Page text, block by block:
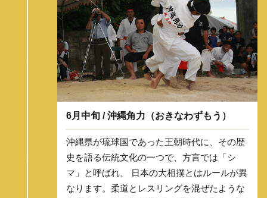
6月中旬 / 沖縄角力（おきなわずもう）
沖縄県が琉球国であった王朝時代に、その歴
史を語る伝統文化の一つで、方言では「シ
マ」と呼ばれ、 日本の大相撲とはルールが異
なります。柔道とレスリングを混ぜたような